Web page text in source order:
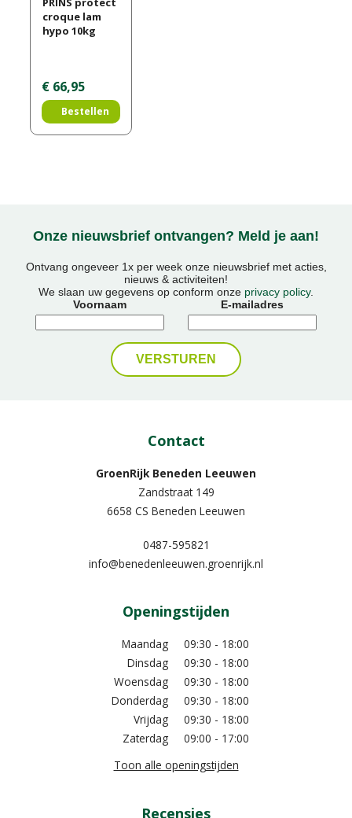
croque lam
hypo 10kg
€ 66,95
Bestellen
Onze nieuwsbrief ontvangen? Meld je aan!
Ontvang ongeveer 1x per week onze nieuwsbrief met acties,
nieuws & activiteiten!
We slaan uw gegevens op conform onze privacy policy.
Voornaam
E-mailadres
Contact
GroenRijk Beneden Leeuwen​
Zandstraat 149
6658 CS Beneden Leeuwen
0487-595821
info@benedenleeuwen.groenrijk.nl
Openingstijden
Maandag
09:30 - 18:00
Dinsdag
09:30 - 18:00
Woensdag
09:30 - 18:00
Donderdag
09:30 - 18:00
Vrijdag
09:30 - 18:00
Zaterdag
09:00 - 17:00
Toon alle openingstijden
Recensies